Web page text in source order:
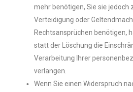
mehr benötigen, Sie sie jedoch
Verteidigung oder
Rechtsansprüchen benötigen,
statt der Löschung die
Verarbeitung Ihrer
verlangen.
Wenn Sie einen Widerspruch